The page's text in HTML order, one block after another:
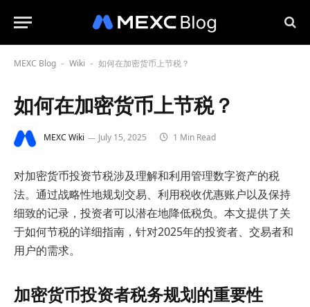
MEXC Blog - Wiki - 如何在加密货币上节税？
如何在加密货币上节税？
MEXC Wiki July 15, 2025 1 Min Read
对加密货币投资节税涉及理解和利用管理数字资产的税
法。通过战略性地规划交易、利用税收优惠账户以及保持
细致的记录，投资者可以潜在地降低税负。本文提供了关
于如何节税的详细指南，针对2025年的投资者、交易者和
用户的需求。
加密货币投资者税务规划的重要性